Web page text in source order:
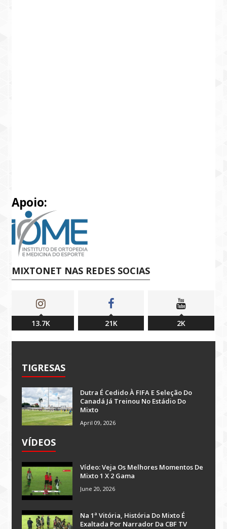
Apoio:
MIXTONET NAS REDES SOCIAS
13.7K 21K 2K
TIGRESAS
Dutra É Cedido À FIFA E Seleção Do
Canadá Já Treinou No Estádio Do
Mixto
April 09, 2026
VÍDEOS
Vídeo: Veja Os Melhores Momentos De
Mixto 1 X 2 Gama
June 20, 2026
Na 1ª Vitória, História Do Mixto É
Exaltada Por Narrador Da CBF TV